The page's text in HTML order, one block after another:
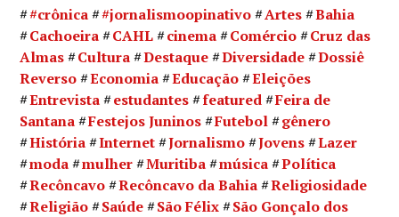
#crônica #jornalismoopinativo Artes
Bahia
Cachoeira
CAHL cinema Comércio
Cruz das
Almas
Cultura Destaque Diversidade
Dossiê
Reverso
Economia Educação
Eleições
Entrevista
estudantes featured
Feira de
Santana
Festejos Juninos Futebol
gênero
História
Internet Jornalismo Jovens
Lazer
moda
mulher Muritiba música
Política
Recôncavo
Recôncavo da Bahia
Religiosidade
Religião
Saúde São Félix
São Gonçalo dos